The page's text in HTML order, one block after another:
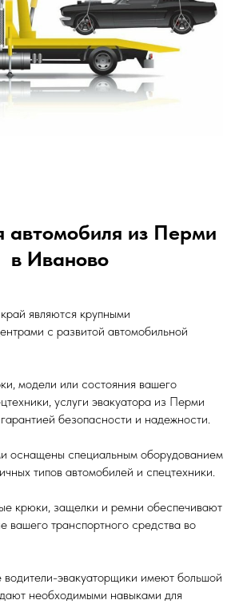
автомобиля из Перми
в Иваново
являются крупными
с развитой автомобильной
модели или состояния вашего
услуги эвакуатора из Перми
безопасности и надежности.
оснащены специальным оборудованием
типов автомобилей и спецтехники.
крюки, защелки и ремни обеспечивают
вашего транспортного средства во
эвакуаторщики имеют большой
необходимыми навыками для